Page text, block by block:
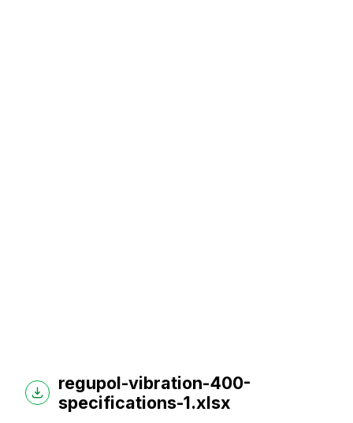
regupol-vibration-400-
specifications-1.xlsx